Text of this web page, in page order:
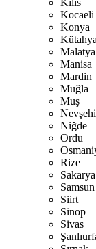
Kilis
Kocaeli
Konya
Kütahya
Malatya
Manisa
Mardin
Muğla
Muş
Niğde
Ordu
Rize
Sakarya
Samsun
Siirt
Sinop
Sivas